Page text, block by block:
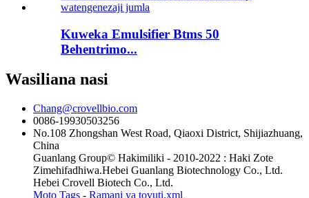
Kuweka Emulsifier Btms 50
Behentrimo...
Wasiliana nasi
Chang@crovellbio.com
0086-19930503256
No.108 Zhongshan West Road, Qiaoxi District, Shijiazhuang,
China
Guanlang Group© Hakimiliki - 2010-2022 : Haki Zote
Zimehifadhiwa.Hebei Guanlang Biotechnology Co., Ltd.
Hebei Crovell Biotech Co., Ltd.
Moto Tags - Ramani ya tovuti.xml